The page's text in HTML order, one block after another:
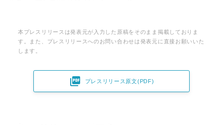
本プレスリリースは発表元が入力した原稿をそのまま掲載しておりま
す。また、プレスリリースへのお問い合わせは発表元に直接お願いいた
します。
 プレスリリース原文(PDF)